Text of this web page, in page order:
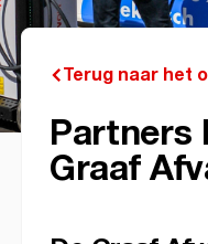
Terug naar het
Partners
Graaf